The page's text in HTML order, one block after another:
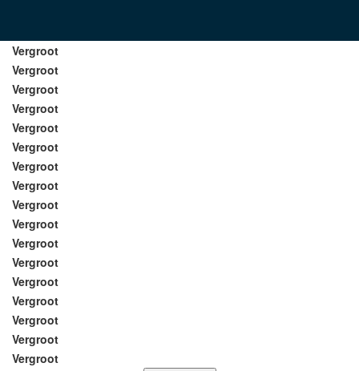
Vergroot
Vergroot
Vergroot
Vergroot
Vergroot
Vergroot
Vergroot
Vergroot
Vergroot
Vergroot
Vergroot
Vergroot
Vergroot
Vergroot
Vergroot
Vergroot
Vergroot